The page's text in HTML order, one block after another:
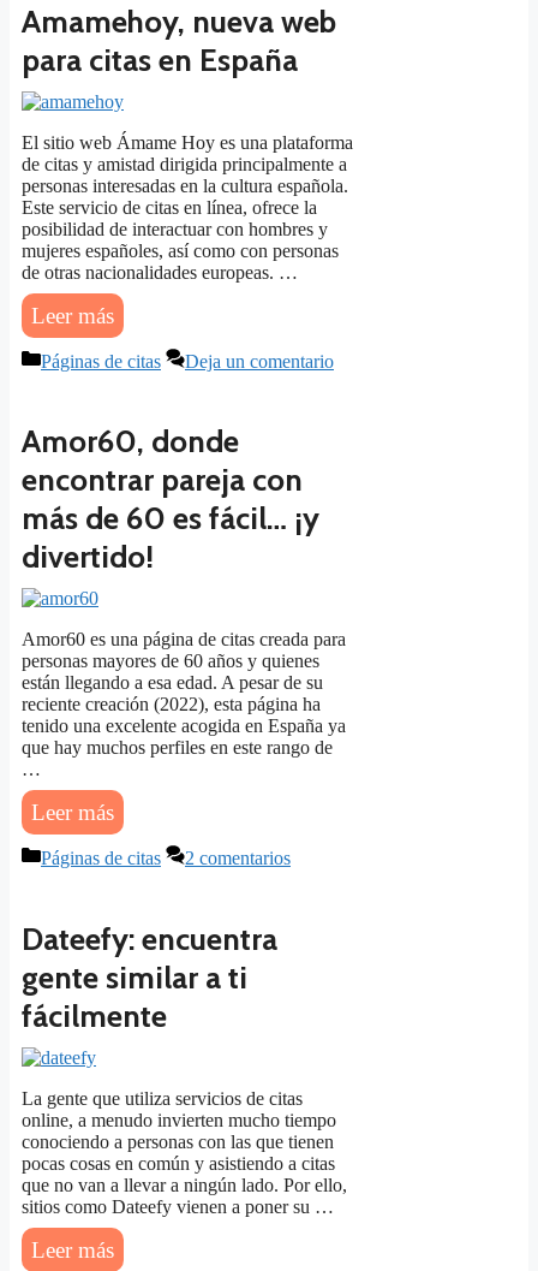
Amamehoy, nueva web
para citas en España
El sitio web Ámame Hoy es una plataforma
de citas y amistad dirigida principalmente a
personas interesadas en la cultura española.
Este servicio de citas en línea, ofrece la
posibilidad de interactuar con hombres y
mujeres españoles, así como con personas
de otras nacionalidades europeas. …
Leer más
Categorías
Páginas de citas Deja un comentario
Amor60, donde
encontrar pareja con
más de 60 es fácil… ¡y
divertido!
Amor60 es una página de citas creada para
personas mayores de 60 años y quienes
están llegando a esa edad. A pesar de su
reciente creación (2022), esta página ha
tenido una excelente acogida en España ya
que hay muchos perfiles en este rango de
…
Leer más
Categorías
Páginas de citas 2 comentarios
Dateefy: encuentra
gente similar a ti
fácilmente
La gente que utiliza servicios de citas
online, a menudo invierten mucho tiempo
conociendo a personas con las que tienen
pocas cosas en común y asistiendo a citas
que no van a llevar a ningún lado. Por ello,
sitios como Dateefy vienen a poner su …
Leer más